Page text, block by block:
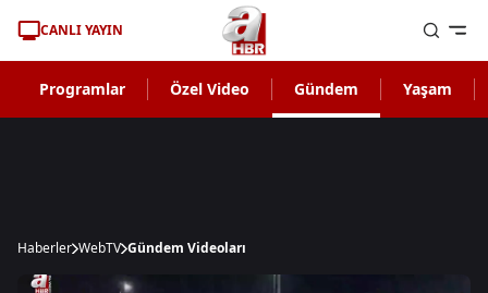
CANLI YAYIN
Programlar Özel Video Gündem Yaşam
Haberler WebTV Gündem Videoları